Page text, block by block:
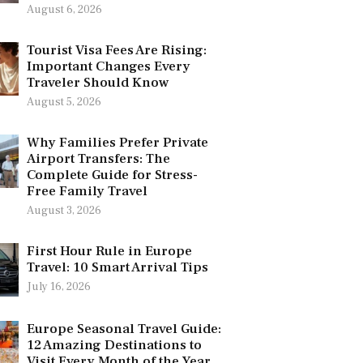
August 6, 2026
Tourist Visa Fees Are Rising:
Important Changes Every
Traveler Should Know
August 5, 2026
Why Families Prefer Private
Airport Transfers: The
Complete Guide for Stress-
Free Family Travel
August 3, 2026
First Hour Rule in Europe
Travel: 10 Smart Arrival Tips
July 16, 2026
Europe Seasonal Travel Guide:
12 Amazing Destinations to